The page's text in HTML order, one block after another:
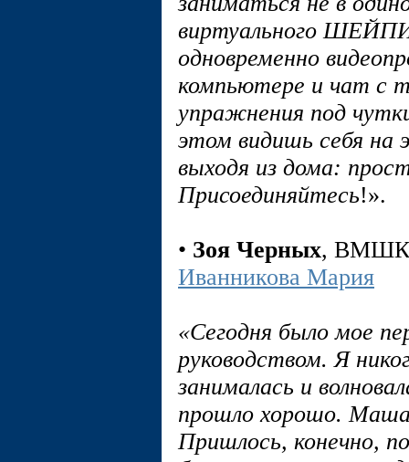
виртуального
одновременно
компьютере и чат с
упражнения под
этом видишь себя на
выходя из дома:
Присоединяйтесь!».
• Зоя Черных,
Иванникова Мария
«Сегодня было мое
руководством. Я
занималась и
прошло хорошо. Маша
Пришлось, конечно,